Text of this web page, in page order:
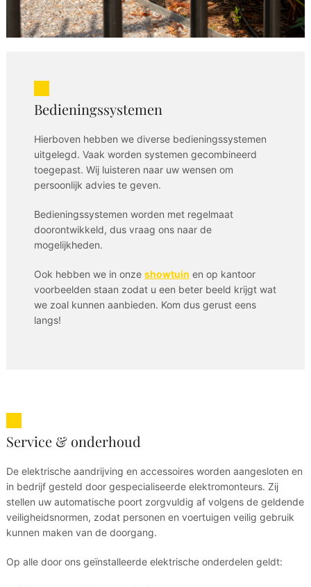
Bedieningssystemen
Hierboven hebben we diverse bedieningssystemen
uitgelegd. Vaak worden systemen gecombineerd
toegepast. Wij luisteren naar uw wensen om
persoonlijk advies te geven.
Bedieningssystemen worden met regelmaat
doorontwikkeld, dus vraag ons naar de
mogelijkheden.
Ook hebben we in onze showtuin en op kantoor
voorbeelden staan zodat u een beter beeld krijgt wat
we zoal kunnen aanbieden. Kom dus gerust eens
langs!
Service & onderhoud
De elektrische aandrijving en accessoires worden aangesloten en
in bedrijf gesteld door gespecialiseerde elektromonteurs. Zij
stellen uw automatische poort zorgvuldig af volgens de geldende
veiligheidsnormen, zodat personen en voertuigen veilig gebruik
kunnen maken van de doorgang.
Op alle door ons geïnstalleerde elektrische onderdelen geldt: